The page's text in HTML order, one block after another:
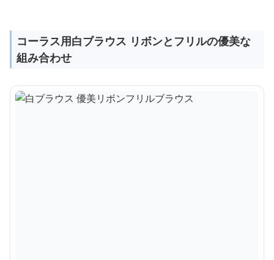
コーラス用白ブラウス リボンとフリルの優美な
組み合わせ